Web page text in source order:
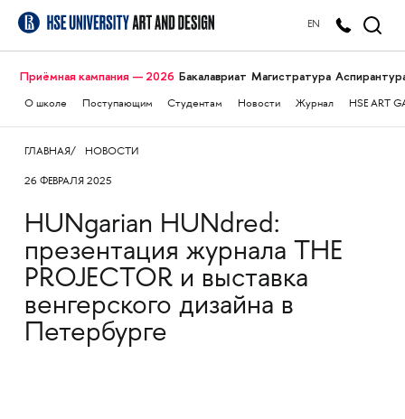
EN
Приёмная кампания — 2026 Бакалавриат Магистратура
О школе Поступающим Студентам Новости Журнал HSE ART
ГЛАВНАЯ НОВОСТИ
26 ФЕВРАЛЯ 2025
HUNgarian HUNdred:
презентация журнала THE
PROJECTOR и выставка
венгерского дизайна в
Петербурге